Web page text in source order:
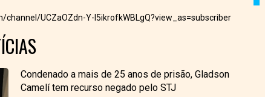
UCZaOZdn-Y-I5ikrofkWBLgQ?view_as=subscriber
Condenado a mais de 25 anos de prisão, Gladson
Camelí tem recurso negado pelo STJ